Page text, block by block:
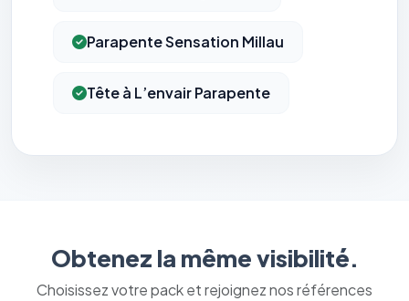
Parapente Sensation Millau
Tête à L’envair Parapente
Obtenez la même visibilité.
Choisissez votre pack et rejoignez nos références